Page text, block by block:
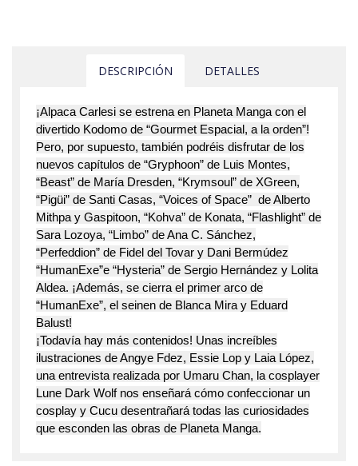
DESCRIPCIÓN DETALLES
¡Alpaca Carlesi se estrena en Planeta Manga con el
divertido Kodomo de “Gourmet Espacial, a la orden”!
Pero, por supuesto, también podréis disfrutar de los
nuevos capítulos de “Gryphoon” de Luis Montes,
“Beast” de María Dresden, “Krymsoul” de XGreen,
“Pigüi” de Santi Casas, “Voices of Space” de Alberto
Mithpa y Gaspitoon, “Kohva” de Konata, “Flashlight” de
Sara Lozoya, “Limbo” de Ana C. Sánchez,
“Perfeddion” de Fidel del Tovar y Dani Bermúdez
“HumanExe”e “Hysteria” de Sergio Hernández y Lolita
Aldea. ¡Además, se cierra el primer arco de
“HumanExe”, el seinen de Blanca Mira y Eduard
Balust!
¡Todavía hay más contenidos! Unas increíbles
ilustraciones de Angye Fdez, Essie Lop y Laia López,
una entrevista realizada por Umaru Chan, la cosplayer
Lune Dark Wolf nos enseñará cómo confeccionar un
cosplay y Cucu desentrañará todas las curiosidades
que esconden las obras de Planeta Manga.